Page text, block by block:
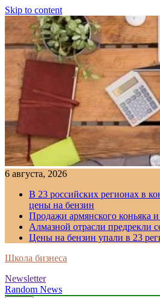
Skip to content
6 августа, 2026
В 23 российских регионах в
цены на бензин
Продажи армянского коньяка
Алмазной отрасли предрекли
Цены на бензин упали в 23
Школа бизнеса
Newsletter
Random News